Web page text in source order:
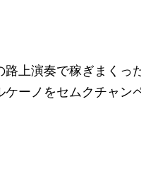
路上演奏で稼ぎまくっ
ーノをセムクチャン